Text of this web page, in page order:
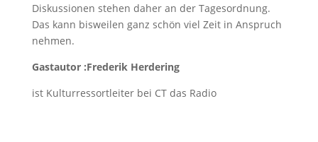
Diskussionen stehen daher an der Tagesordnung.
Das kann bisweilen ganz schön viel Zeit in Anspruch
nehmen.
Gastautor :Frederik Herdering
ist Kulturressortleiter bei CT das Radio